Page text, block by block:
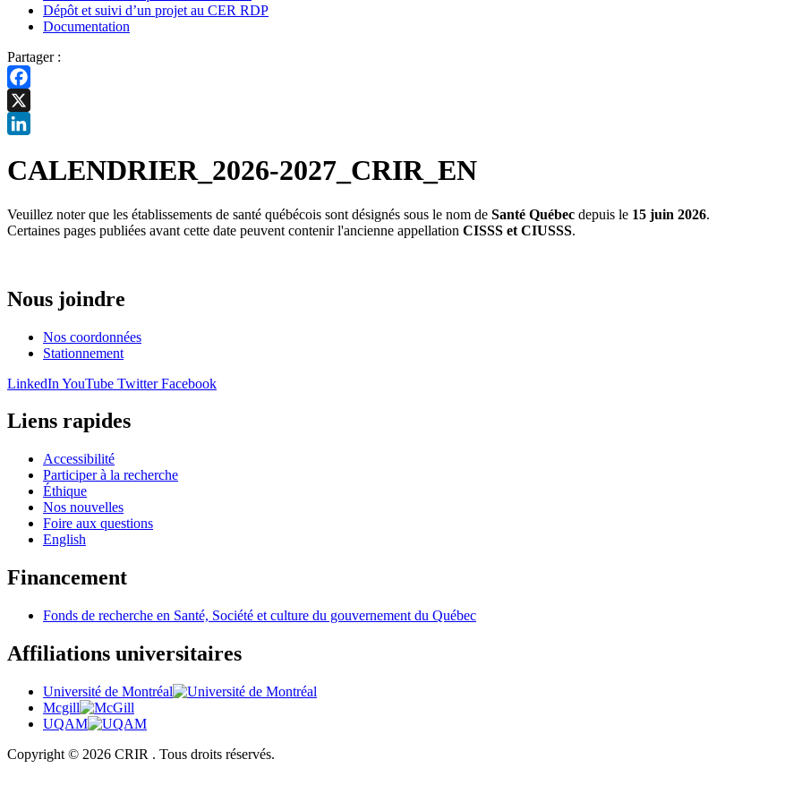
Dépôt et suivi d’un projet au CER RDP
Documentation
Partager :
Facebook
X
CALENDRIER_2026-2027_CRIR_EN
Veuillez noter que les établissements de santé québécois sont désignés sous le nom de Santé Québec depuis le 15 juin 2026.
Certaines pages publiées avant cette date peuvent contenir l'ancienne appellation CISSS et CIUSSS.
Nous joindre
Nos coordonnées
Stationnement
LinkedIn YouTube Twitter Facebook
Liens rapides
Accessibilité
Participer à la recherche
Éthique
Nos nouvelles
Foire aux questions
English
Financement
Fonds de recherche en Santé, Société et culture du gouvernement du Québec
Affiliations universitaires
Université de Montréal
Mcgill
UQAM
Copyright © 2026 CRIR . Tous droits réservés.